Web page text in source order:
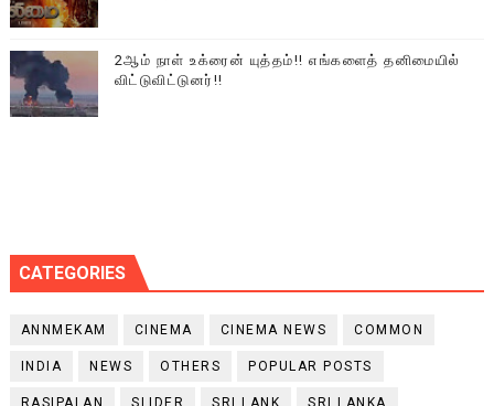
2ஆம் நாள் உக்ரைன் யுத்தம்!! எங்களைத் தனிமையில்
விட்டுவிட்டுனர்!!
CATEGORIES
ANNMEKAM CINEMA CINEMA NEWS COMMON
INDIA NEWS OTHERS POPULAR POSTS
RASIPALAN SLIDER SRI LANK SRI LANKA